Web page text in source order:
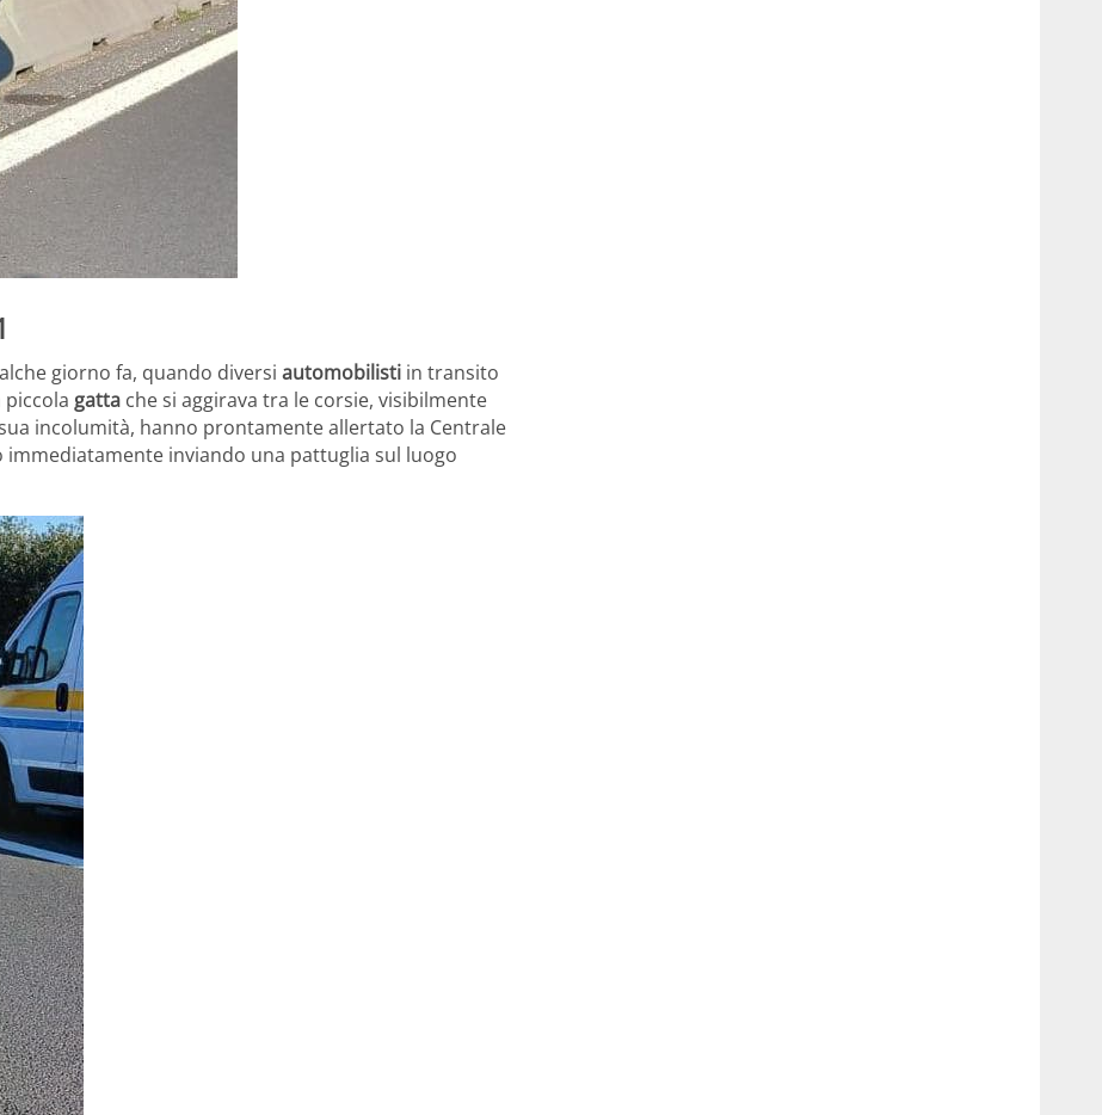
giorno fa, quando diversi automobilisti in transito
gatta che si aggirava tra le corsie, visibilmente
incolumità, hanno prontamente allertato la Centrale
immediatamente inviando una pattuglia sul luogo